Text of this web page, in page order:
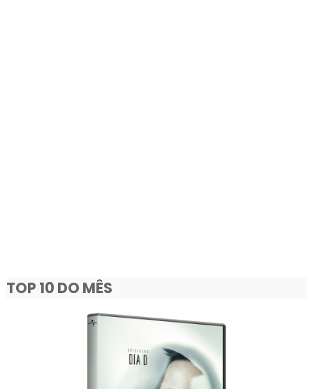
TOP 10 DO MÊS